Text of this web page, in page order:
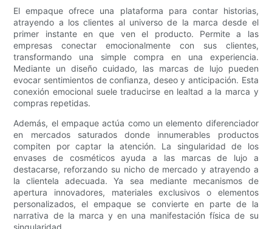
El empaque ofrece una plataforma para contar historias,
atrayendo a los clientes al universo de la marca desde el
primer instante en que ven el producto. Permite a las
empresas conectar emocionalmente con sus clientes,
transformando una simple compra en una experiencia.
Mediante un diseño cuidado, las marcas de lujo pueden
evocar sentimientos de confianza, deseo y anticipación. Esta
conexión emocional suele traducirse en lealtad a la marca y
compras repetidas.
Además, el empaque actúa como un elemento diferenciador
en mercados saturados donde innumerables productos
compiten por captar la atención. La singularidad de los
envases de cosméticos ayuda a las marcas de lujo a
destacarse, reforzando su nicho de mercado y atrayendo a
la clientela adecuada. Ya sea mediante mecanismos de
apertura innovadores, materiales exclusivos o elementos
personalizados, el empaque se convierte en parte de la
narrativa de la marca y en una manifestación física de su